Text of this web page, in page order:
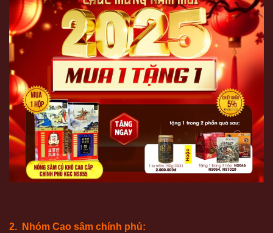
2. Nhóm Cao sâm chính phủ: